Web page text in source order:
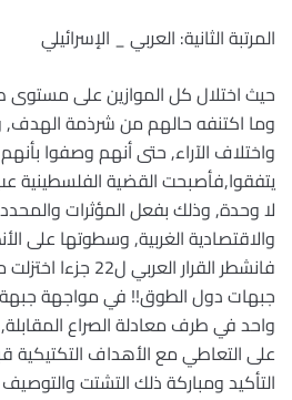
المرتبة الثانية: العربي _ الإسرائيلي
حيث اختلال كل الموازين على مستوى
وما اكتنفه حالهم من شرذمة الهدف,
واختلاف الآراء, حتى أنهم وصفوا
يتفقوا,فأصبحت القضية
لا وحدة, وذلك بفعل المؤثرات
والاقتصادية الغربية, وسطوتها على
فانشطر القرار
جبهات دول الطوق!! في مواجهة جبهة
واحد في طرف معادلة الصراع
على التعاطي مع الأهداف التكتيكية
التأكيد ومباركة ذلك التشتت